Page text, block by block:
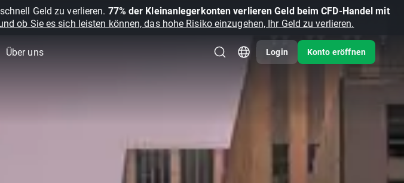
Geld zu verlieren. 77% der Kleinanlegerkonten verlieren Geld beim CFD-Handel mit
ob Sie es sich leisten können, das hohe Risiko einzugehen, Ihr Geld zu verlieren.
Über uns Login Konto eröffnen